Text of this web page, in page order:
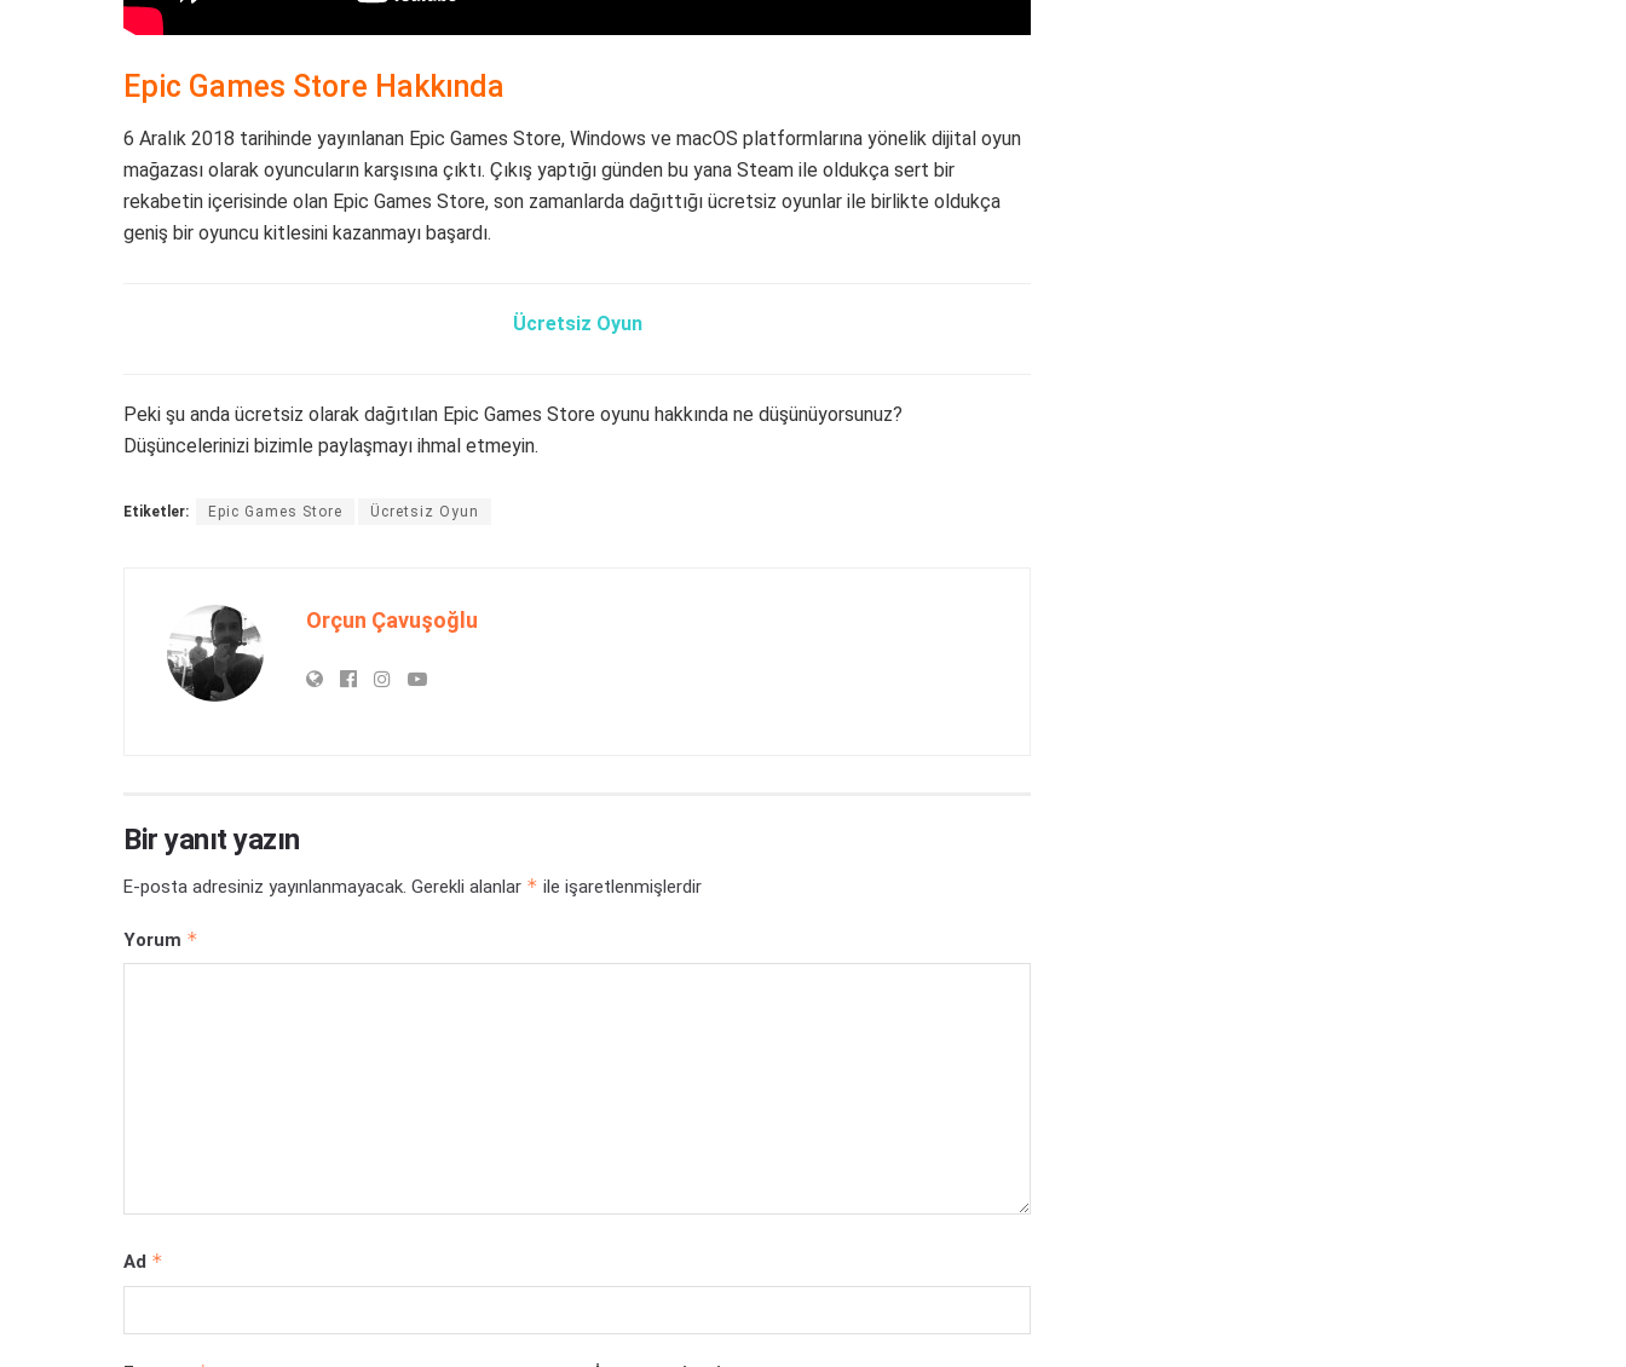
Epic Games Store Hakkında
6 Aralık 2018 tarihinde yayınlanan Epic Games Store, Windows ve macOS platformlarına yönelik dijital oyun
mağazası olarak oyuncuların karşısına çıktı. Çıkış yaptığı günden bu yana Steam ile oldukça sert bir
rekabetin içerisinde olan Epic Games Store, son zamanlarda dağıttığı ücretsiz oyunlar ile birlikte oldukça
geniş bir oyuncu kitlesini kazanmayı başardı.
Ücretsiz Oyun
Peki şu anda ücretsiz olarak dağıtılan Epic Games Store oyunu hakkında ne düşünüyorsunuz?
Düşüncelerinizi bizimle paylaşmayı ihmal etmeyin.
Etiketler: Epic Games Store Ücretsiz Oyun
Orçun Çavuşoğlu
Bir yanıt yazın
E-posta adresiniz yayınlanmayacak. Gerekli alanlar * ile işaretlenmişlerdir
Yorum *
Ad *